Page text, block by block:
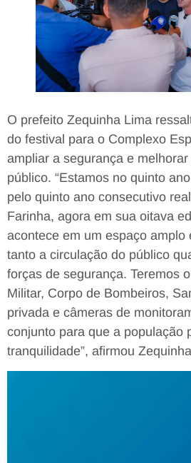
O prefeito Zequinha Lima
do festival para o Complexo
ampliar a segurança e
público. “Estamos no quinto
pelo quinto ano consecutivo
Farinha, agora em sua oitava
acontece em um espaço amplo
tanto a circulação do público
forças de segurança. Teremos
Militar, Corpo de Bombeiros,
privada e câmeras de
conjunto para que a população
tranquilidade”, afirmou